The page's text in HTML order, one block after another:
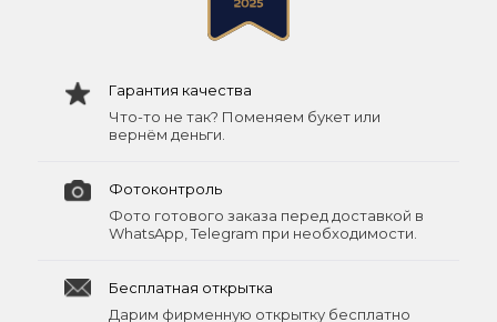
Гарантия качества
Что-то не так? Поменяем букет или
вернём деньги.
Фотоконтроль
Фото готового заказа перед доставкой в
WhatsApp, Telegram при необходимости.
Бесплатная открытка
Дарим фирменную открытку бесплатно